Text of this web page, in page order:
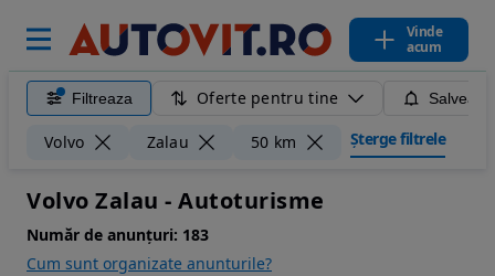
Vinde
acum
Filtreaza Oferte pentru tine
Volvo Zalau 50 km Șterge filtrele
Volvo Zalau - Autoturisme
Număr de anunțuri: 183
Cum sunt organizate anunturile?